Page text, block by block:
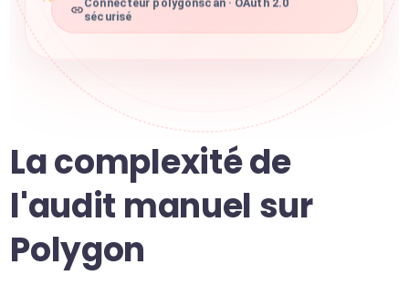
Connecteur polygonscan · OAuth 2.0
sécurisé
La complexité de
l'audit manuel sur
Polygon